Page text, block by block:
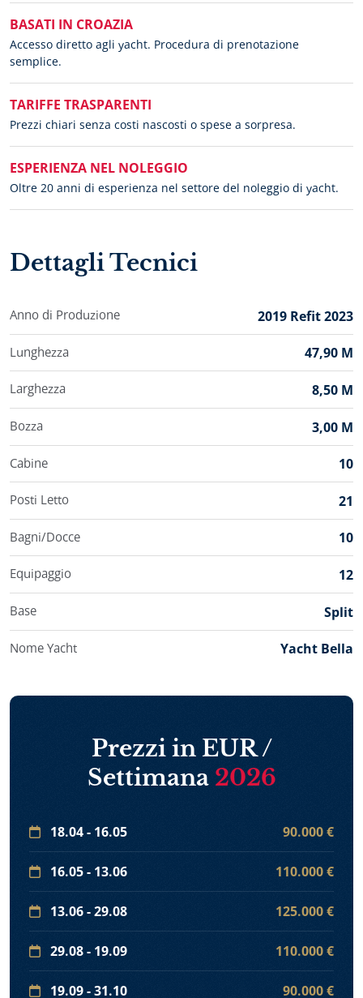
BASATI IN CROAZIA
Accesso diretto agli yacht. Procedura di prenotazione
semplice.
TARIFFE TRASPARENTI
Prezzi chiari senza costi nascosti o spese a sorpresa.
ESPERIENZA NEL NOLEGGIO
Oltre 20 anni di esperienza nel settore del noleggio di yacht.
Dettagli Tecnici
Anno di Produzione 2019 Refit 2023
Lunghezza 47,90 M
Larghezza 8,50 M
Bozza 3,00 M
Cabine 10
Posti Letto 21
Bagni/Docce 10
Equipaggio 12
Base Split
Nome Yacht Yacht Bella
Prezzi in EUR /
Settimana 2026
18.04 - 16.05 90.000 €
16.05 - 13.06 110.000 €
13.06 - 29.08 125.000 €
29.08 - 19.09 110.000 €
19.09 - 31.10 90.000 €